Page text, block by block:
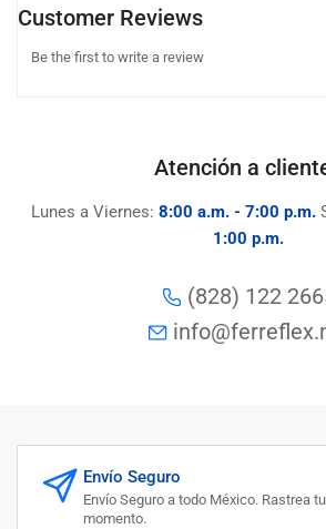
Customer Reviews
Be the first to write a review
Atención a
Lunes a Viernes: 8:00 a.m. - 7:00 p.m.
1:00 p.m.
(828) 122
Envío Seguro
Envío Seguro a todo México. Rastrea
momento.